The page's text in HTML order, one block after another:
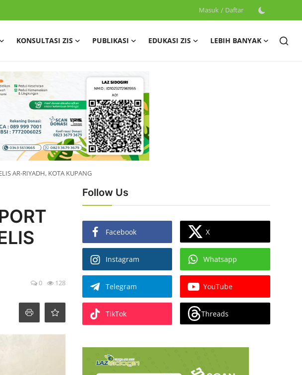
Masuk / Daftar
KONSULTASI ZIS PUBLIKASI EDUKASI ZIS
LEBIH BANYAK
AR-RIYADH, KOTA KUPANG
0 128
Follow Us
Facebook X
Instagram Whatsapp
Telegram YouTube
TikTok Threads